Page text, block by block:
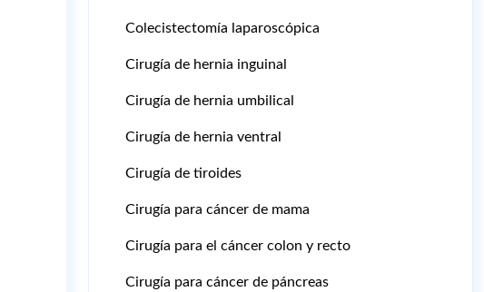
Colecistectomía laparoscópica
Cirugía de hernia inguinal
Cirugía de hernia umbilical
Cirugía de hernia ventral
Cirugía de tiroides
Cirugía para cáncer de mama
Cirugía para el cáncer colon y recto
Cirugía para cáncer de páncreas